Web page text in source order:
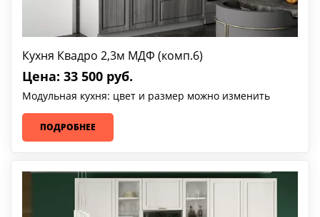
Кухня Квадро 2,3м МДФ (комп.6)
Цена: 33 500 руб.
Модульная кухня: цвет и размер можно изменить
ПОДРОБНЕЕ